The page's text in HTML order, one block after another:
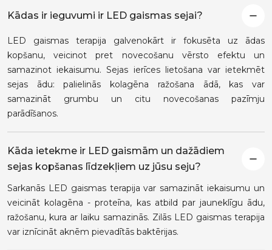
Kādas ir ieguvumi ir LED gaismas sejai?
LED gaismas terapija galvenokārt ir fokusēta uz ādas
kopšanu, veicinot pret novecošanu vērsto efektu un
samazinot iekaisumu. Sejas ierīces lietošana var ietekmēt
sejas ādu: palielinās kolagēna ražošana ādā, kas var
samazināt grumbu un citu novecošanas pazīmju
parādīšanos.
Kāda ietekme ir LED gaismām un dažādiem
sejas kopšanas līdzekļiem uz jūsu seju?
Sarkanās LED gaismas terapija var samazināt iekaisumu un
veicināt kolagēna - proteīna, kas atbild par jauneklīgu ādu,
ražošanu, kura ar laiku samazinās. Zilās LED gaismas terapija
var iznīcināt aknēm pievadītās baktērijas.